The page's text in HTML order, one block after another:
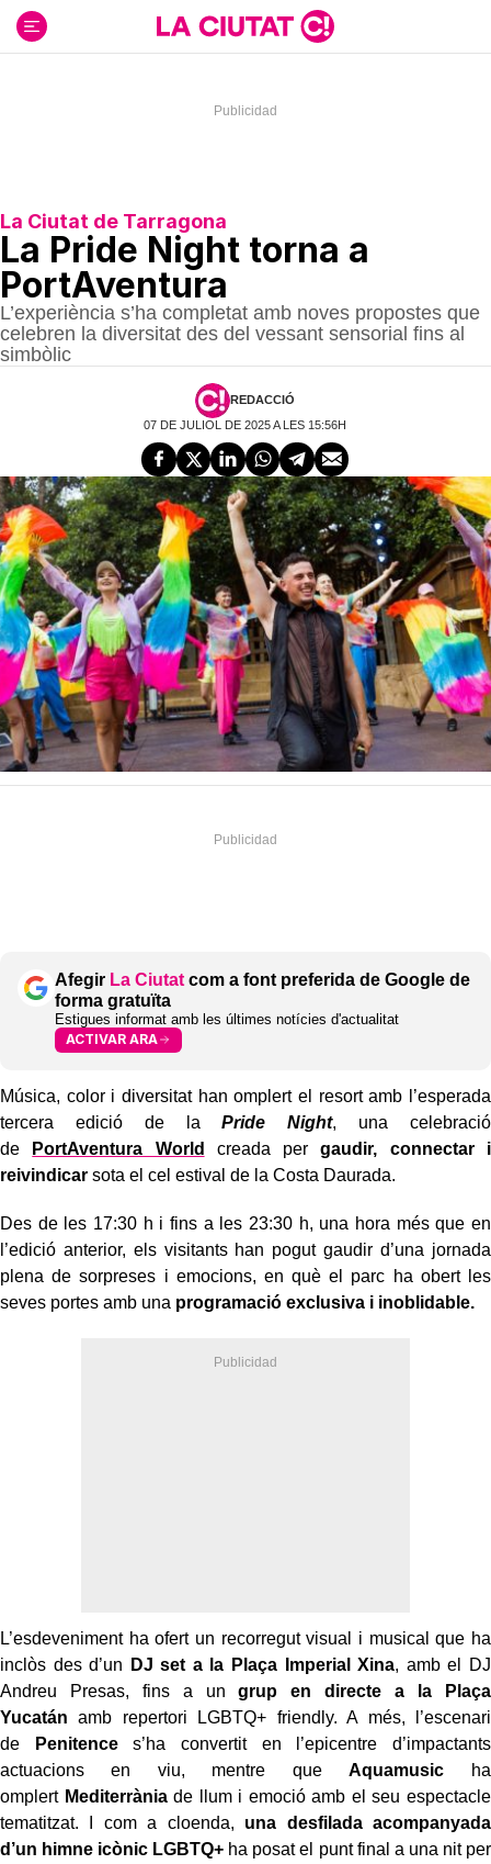
contenido
La Ciutat de Tarragona
La Pride Night torna a
PortAventura
L’experiència s’ha completat amb noves propostes que
celebren la diversitat des del vessant sensorial fins al
simbòlic
REDACCIÓ
07 DE JULIOL DE 2025 A LES 15:56H
Afegir La Ciutat com a font preferida de Google de
forma gratuïta
Estigues informat amb les últimes notícies d'actualitat
ACTIVAR ARA
Música, color i diversitat han omplert el resort amb l’esperada
tercera edició de laPride Night, una celebració
de
PortAventura World creada pergaudir, connectar i
reivindicar sota el cel estival de la Costa Daurada.
Des de les 17:30 h i fins a les 23:30 h, una hora més que en
l’edició anterior, els visitants han pogut gaudir d’una jornada
plena de sorpreses i emocions, en què el parc ha obert les
seves portes amb una programació exclusiva i inoblidable.
L’esdeveniment ha ofert un recorregut visual i musical que ha
inclòs des d’un
DJ set a la Plaça Imperial Xina, amb el DJ
Andreu Presas, fins a ungrup en directe a la Plaça
Yucatán amb repertori LGBTQ+ friendly. A més, l’escenari
de
Penitences’ha convertit en l’epicentre d’impactants
actuacions en viu, mentre queAquamusic ha
omplert Mediterràniade llum i emoció amb el seu espectacle
tematitzat. I com a cloenda, una desfilada acompanyada
d’un himne icònic LGBTQ+ ha posat el punt final a una nit per